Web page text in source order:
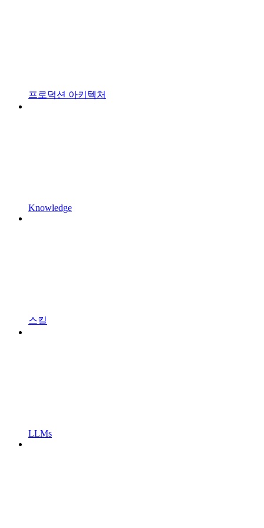
프로덕션 아키텍처
Knowledge
스킬
LLMs